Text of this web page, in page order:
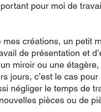
pour moi de
créations, un petit
de présentation et
miroir ou une
jours, c’est le cas
négliger le temps de
pièces ou de